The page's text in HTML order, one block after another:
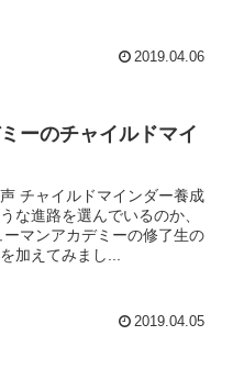
2019.04.06
ーのチャイルドマイ
チャイルドマインダー養成
な進路を選んでいるのか、
マンアカデミーの修了生の
加えてみまし...
2019.04.05